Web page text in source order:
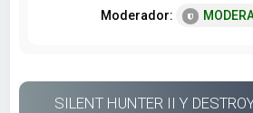
Moderador:
SILENT HUNTER II Y